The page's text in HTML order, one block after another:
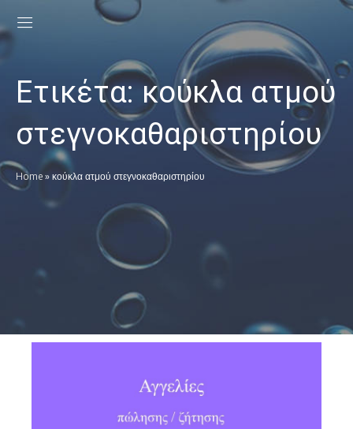
Ετικέτα:κούκλα ατμού
στεγνοκαθαριστηρίου
Home » κούκλα ατμού στεγνοκαθαριστηρίου